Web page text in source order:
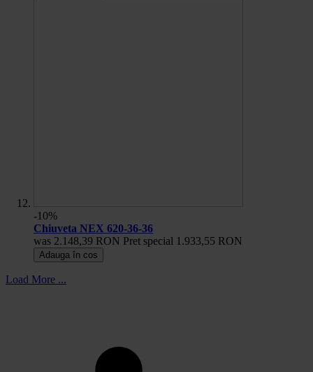
-10%
Chiuveta NEX 620-36-36
was 2.148,39 RON Pret special 1.933,55 RON
Adauga în cos
Load More ...